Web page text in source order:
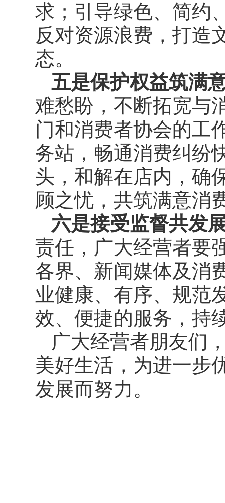
求；引导绿色、简约
反对资源浪费，打造
态。
五是保护权益筑满
难愁盼，不断拓宽与
门和消费者协会的工
务站，畅通消费纠纷
头，和解在店内，确
顾之忧，共筑满意消
六是接受监督共发
责任，广大经营者要
各界、新闻媒体及消
业健康、有序、规范
效、便捷的服务，持
广大经营者朋友们
美好生活，为进一步
发展而努力。